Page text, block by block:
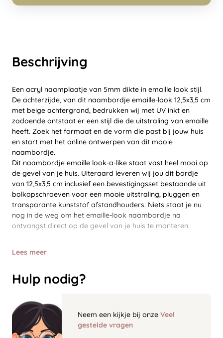
Beschrijving
Een acryl naamplaatje van 5mm dikte in emaille look stijl.
De achterzijde, van dit naambordje emaille-look 12,5x3,5 cm
met beige achtergrond, bedrukken wij met UV inkt en
zodoende ontstaat er een stijl die de uitstraling van emaille
heeft. Zoek het formaat en de vorm die past bij jouw huis
en start met het online ontwerpen van dit mooie
naambordje.
Dit naambordje emaille look-a-like staat vast heel mooi op
de gevel van je huis. Uiteraard leveren wij jou dit bordje
van 12,5x3,5 cm inclusief een bevestigingsset bestaande uit
bolkopschroeven voor een mooie uitstraling, pluggen en
transparante kunststof afstandhouders. Niets staat je nu
nog in de weg om het emaille-look naambordje na
ontvangst direct op de gevel van je huis te monteren.
Lees meer
Hulp nodig?
Neem een kijkje bij onze Veel
gestelde vragen